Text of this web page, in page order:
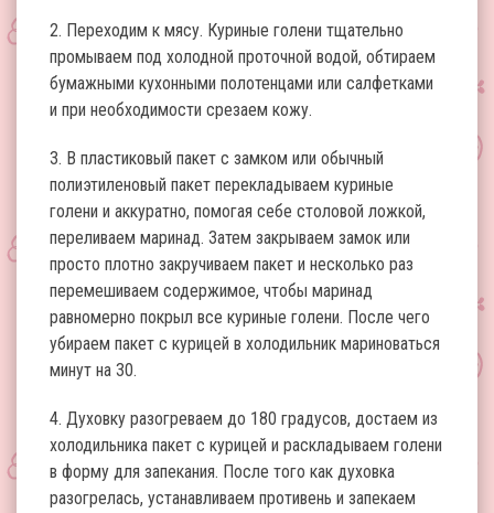
2. Переходим к мясу. Куриные голени тщательно
промываем под холодной проточной водой, обтираем
бумажными кухонными полотенцами или салфетками
и при необходимости срезаем кожу.
3. В пластиковый пакет с замком или обычный
полиэтиленовый пакет перекладываем куриные
голени и аккуратно, помогая себе столовой ложкой,
переливаем маринад. Затем закрываем замок или
просто плотно закручиваем пакет и несколько раз
перемешиваем содержимое, чтобы маринад
равномерно покрыл все куриные голени. После чего
убираем пакет с курицей в холодильник мариноваться
минут на 30.
4. Духовку разогреваем до 180 градусов, достаем из
холодильника пакет с курицей и раскладываем голени
в форму для запекания. После того как духовка
разогрелась, устанавливаем противень и запекаем